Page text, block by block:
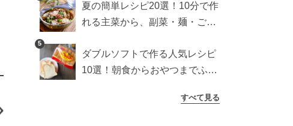
夏の簡単レシピ20選！10分で作
れる主菜から、副菜・麺・ごは
5
ダブルソフトで作る人気レシピ
10選！朝食からおやつまでふん
すべて見る